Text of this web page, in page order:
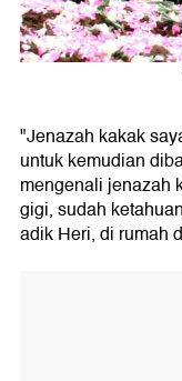
"Jenazah kakak
untuk kemudian
mengenali jenazah
gigi, sudah
adik Heri, di rumah